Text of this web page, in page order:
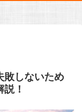
敗しないため
！